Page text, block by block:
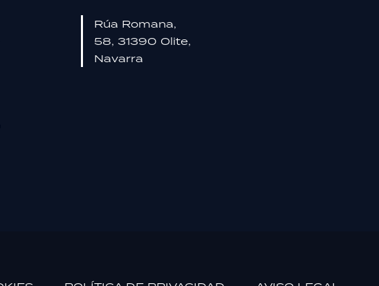
Rúa Romana,
58, 31390 Olite,
Navarra